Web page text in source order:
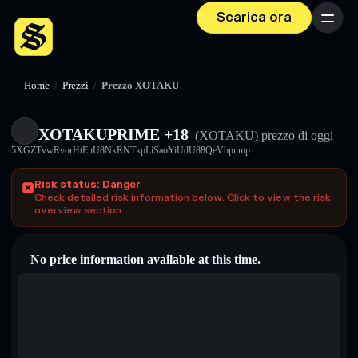
Scarica ora Menu
Home / Prezzi / Prezzo XOTAKU
XOTAKUPRIME +18 (XOTAKU) prezzo di oggi
5XGZTvwRvorHtEnU8NkRNTkpLiSaoYiUdU88QeVbpump
Risk status: Danger
Check detailed risk information below. Click to view the risk
overview section.
No price information available at this time.